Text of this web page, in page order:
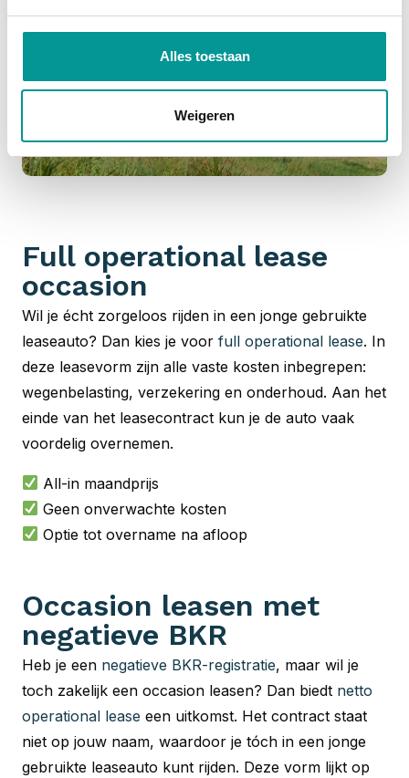
Alles toestaan
Weigeren
Full operational lease
occasion
Wil je écht zorgeloos rijden in een jonge gebruikte
leaseauto? Dan kies je voor full operational lease. In
deze leasevorm zijn alle vaste kosten inbegrepen:
wegenbelasting, verzekering en onderhoud. Aan het
einde van het leasecontract kun je de auto vaak
voordelig overnemen.
All-in maandprijs
Geen onverwachte kosten
Optie tot overname na afloop
Occasion leasen met
negatieve BKR
Heb je een negatieve BKR-registratie, maar wil je
toch zakelijk een occasion leasen? Dan biedt netto
operational lease een uitkomst. Het contract staat
niet op jouw naam, waardoor je tóch in een jonge
gebruikte leaseauto kunt rijden. Deze vorm lijkt op